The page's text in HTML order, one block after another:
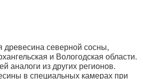
древесина северной сосны,
и Вологодская области.
аналоги из других регионов.
в специальных камерах при